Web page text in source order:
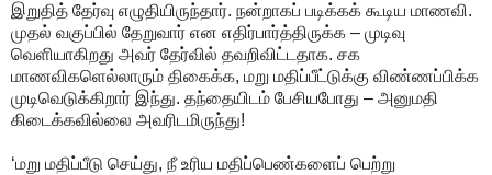
இறுதித் தேர்வு எழுதியிருந்தார். நன்றாகப் படிக்கக் கூடிய மாணவி.
முதல் வகுப்பில் தேறுவார் என எதிர்பார்த்திருக்க – முடிவு
வெளியாகிறது அவர் தேர்வில் தவறிவிட்டதாக. சக
மாணவிகளெல்லாரும் திகைக்க, மறு மதிப்பீட்டுக்கு விண்ணப்பிக்க
முடிவெடுக்கிறார் இந்து. தந்தையிடம் பேசியபோது – அனுமதி
கிடைக்கவில்லை அவரிடமிருந்து!
‘மறு மதிப்பீடு செய்து, நீ உரிய மதிப்பெண்களைப் பெற்று